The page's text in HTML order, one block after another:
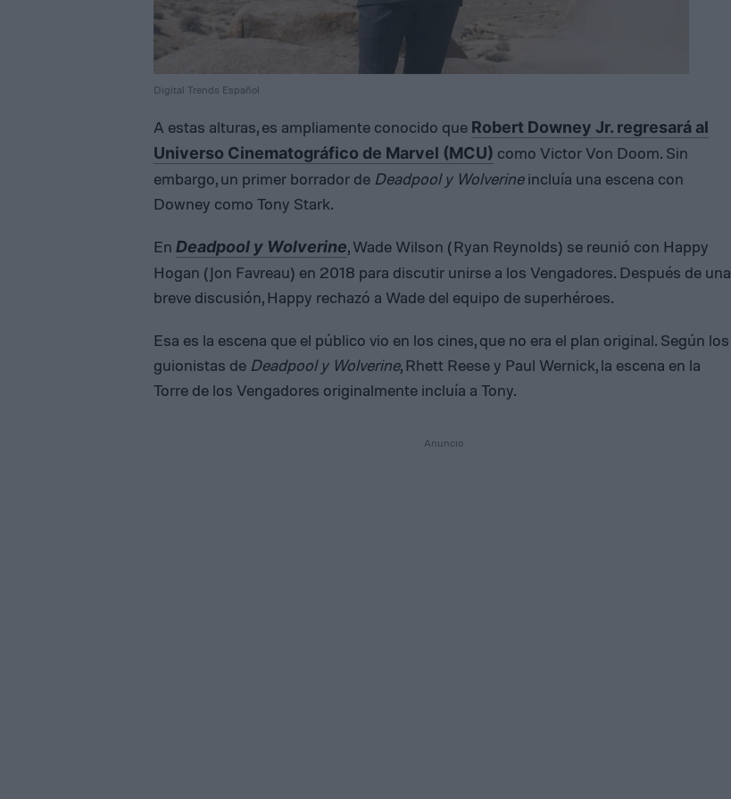
Digital Trends Español
A estas alturas, es ampliamente conocido que Robert Downey Jr. regresará al
Universo Cinematográfico de Marvel (MCU) como Victor Von Doom. Sin
embargo, un primer borrador de Deadpool y Wolverineincluía una escena con
Downey como Tony Stark.
En Deadpool y Wolverine, Wade Wilson (Ryan Reynolds) se reunió con Happy
Hogan (Jon Favreau) en 2018 para discutir unirse a los Vengadores. Después de una
breve discusión, Happy rechazó a Wade del equipo de superhéroes.
Esa es la escena que el público vio en los cines, que no era el plan original. Según los
guionistas de Deadpool y Wolverine, Rhett Reese y Paul Wernick, la escena en la
Torre de los Vengadores originalmente incluía a Tony.